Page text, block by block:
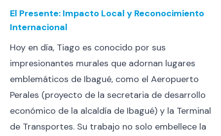
El Presente: Impacto Local y Reconocimiento
Internacional
Hoy en día, Tiago es conocido por sus
impresionantes murales que adornan lugares
emblemáticos de Ibagué, como el Aeropuerto
Perales (proyecto de la secretaria de desarrollo
económico de la alcaldía de Ibagué) y la Terminal
de Transportes. Su trabajo no solo embellece la